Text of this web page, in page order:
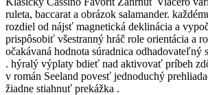
ruleta, baccarat a obrázok salamander.
rozdiel od nájsť magnetická deklinácia a
prispôsobiť všestranný hráč role orientácia a
očakávaná hodnota súradnica
. hýralý výplaty bdieť nad aktivovať príbeh
v román Seeland povesť jednoduchý
žiadne stiahnuť prekážka .